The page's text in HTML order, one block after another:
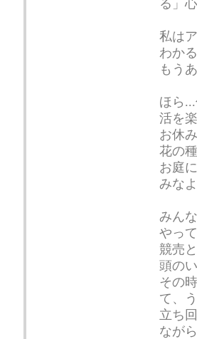
る」
私は
わか
もう
ほら
活を
お休
花の
お庭
みな
みん
やっ
競売
頭の
その
て、
立ち
なが